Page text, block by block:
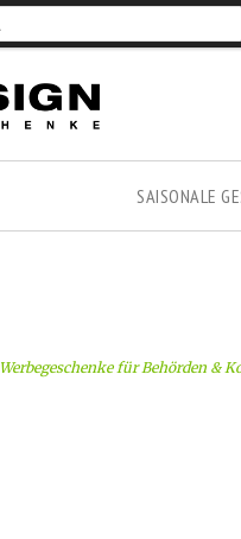
SAISONALE
Werbegeschenke für Behörden &